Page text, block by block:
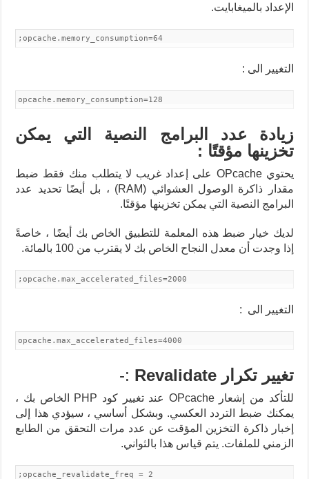
الإعداد بالميغابايت.
;opcache.memory_consumption=64
التغيير الى :
opcache.memory_consumption=128
زيادة عدد البرامج النصية التي يمكن
تخزينها مؤقتًا :
يحتوي OPcache على إعداد غريب لا يتطلب منك فقط ضبط
مقدار ذاكرة الوصول العشوائي (RAM) ، بل أيضًا تحديد عدد
البرامج النصية التي يمكن تخزينها مؤقتًا.
لديك خيار ضبط هذه المعلمة للتطبيق الخاص بك أيضًا ، خاصةً
إذا وجدت أن معدل النجاح الخاص بك لا يقترب من 100 بالمائة.
;opcache.max_accelerated_files=2000
التغيير الى :
opcache.max_accelerated_files=4000
تغيير تكرار Revalidate :-
للتأكد من إشعار OPcache عند تغيير كود PHP الخاص بك ،
يمكنك ضبط التردد العكسي. وبشكل أساسي ، سيؤدي هذا إلى
إخبار ذاكرة التخزين المؤقت عن عدد مرات التحقق من الطابع
الزمني للملفات. يتم قياس هذا بالثواني.
;opcache_revalidate_freq = 2